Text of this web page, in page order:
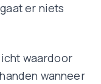
er niets
waardoor
wanneer